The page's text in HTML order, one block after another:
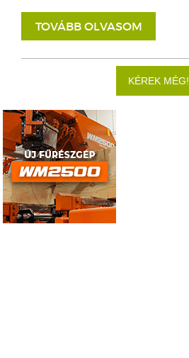
TOVÁBB OLVASOM
KÉREK MÉG!